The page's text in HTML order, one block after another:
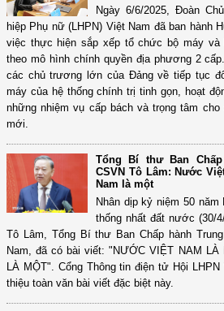
Ngày 6/6/2025, Đoàn
hiệp Phụ nữ (LHPN) Việt Nam đã ban hành
việc thực hiện sắp xếp tổ chức bộ máy và
theo mô hình chính quyền địa phương 2
các chủ trương lớn của Đảng về tiếp tục
máy của hệ thống chính trị tinh gọn, hoạt
những nhiệm vụ cấp bách và trọng tâm
mới.
Tổng Bí thư Ban
CSVN Tô Lâm: Nước
Nam là một
Nhân dịp kỷ niệm 50 năm
thống nhất đất nước (30/
Tô Lâm, Tổng Bí thư Ban Chấp hành
Nam, đã có bài viết: "NƯỚC VIỆT NAM LÀ
LÀ MỘT". Cổng Thông tin điện tử Hội
thiệu toàn văn bài viết đặc biệt này.